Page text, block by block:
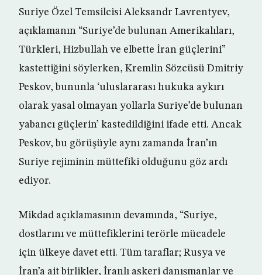
Suriye Özel Temsilcisi Aleksandr Lavrentyev,
açıklamanın “Suriye’de bulunan Amerikalıları,
Türkleri, Hizbullah ve elbette İran güçlerini”
kastettiğini söylerken, Kremlin Sözcüsü Dmitriy
Peskov, bununla ‘uluslararası hukuka aykırı
olarak yasal olmayan yollarla Suriye’de bulunan
yabancı güçlerin’ kastedildiğini ifade etti. Ancak
Peskov, bu görüşüyle aynı zamanda İran’ın
Suriye rejiminin müttefiki olduğunu göz ardı
ediyor.
Mikdad açıklamasının devamında, “Suriye,
dostlarını ve müttefiklerini terörle mücadele
için ülkeye davet etti. Tüm taraflar; Rusya ve
İran’a ait birlikler, İranlı askeri danışmanlar ve